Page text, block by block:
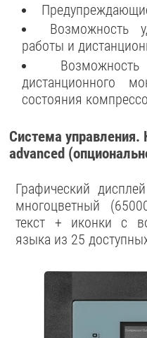
Возможность
работы и
дистанционного
состояния
Система управления.
advanced
Графический
многоцветный
текст + иконки c
языка из 25